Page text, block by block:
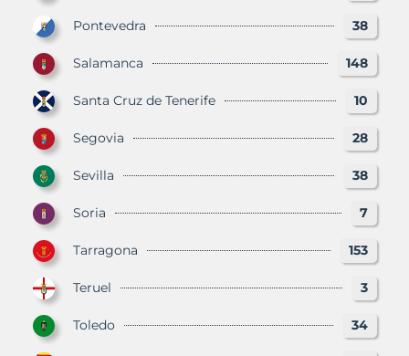
Pontevedra 38
Salamanca 148
Santa Cruz de Tenerife 10
Segovia 28
Sevilla 38
Soria 7
Tarragona 153
Teruel 3
Toledo 34